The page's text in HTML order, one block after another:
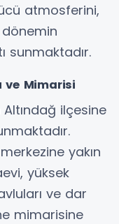
atmosferini,
dönemin
sunmaktadır.
ve Mimarisi
ilçesine
yakın
yüksek
ve dar
mimarisine